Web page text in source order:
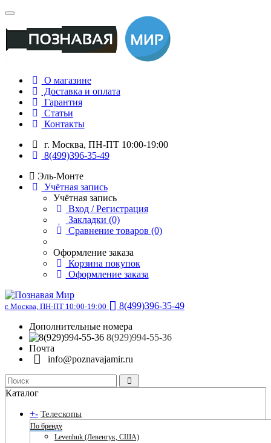
О магазине
Доставка и оплата
Гарантия
Статьи
Контакты
г. Москва, ПН-ПТ 10:00-19:00
8(499)396-35-49
Эль-Монте
Учётная запись
Учётная запись
Вход / Регистрация
Закладки (0)
Сравнение товаров (0)
Оформление заказа
Корзина покупок
Оформление заказа
г. Москва, ПН-ПТ 10:00-19:00
8(499)396-35-49
Дополнительные номера
8(929)994-55-36
Почта
info@poznavajamir.ru
Каталог
+- Телескопы
По бренду
Levenhuk (Левенгук, США)